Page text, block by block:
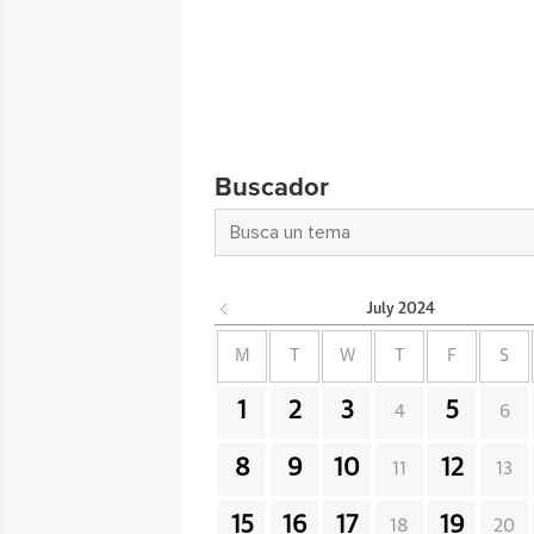
Buscador
July 2024
M W F S
1 2 3 4 5 6
8 9 10 11 12 13
15 16 17 18 19 20